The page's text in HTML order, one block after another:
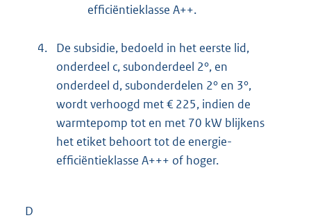
efficiëntieklasse A++.
4.
De subsidie, bedoeld in het eerste lid,
onderdeel c, subonderdeel 2°, en
onderdeel d, subonderdelen 2° en 3°,
wordt verhoogd met € 225, indien de
warmtepomp tot en met 70 kW blijkens
het etiket behoort tot de energie-
efficiëntieklasse A+++ of hoger.
D